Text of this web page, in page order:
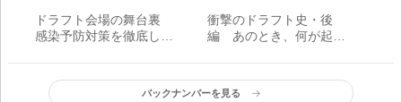
ドラフト会場の舞台裏
感染予防対策を徹底した
衝撃のドラフト史・後
編 あのとき、何が起こ
【HISTORY 1965-2019】
バックナンバーを見る